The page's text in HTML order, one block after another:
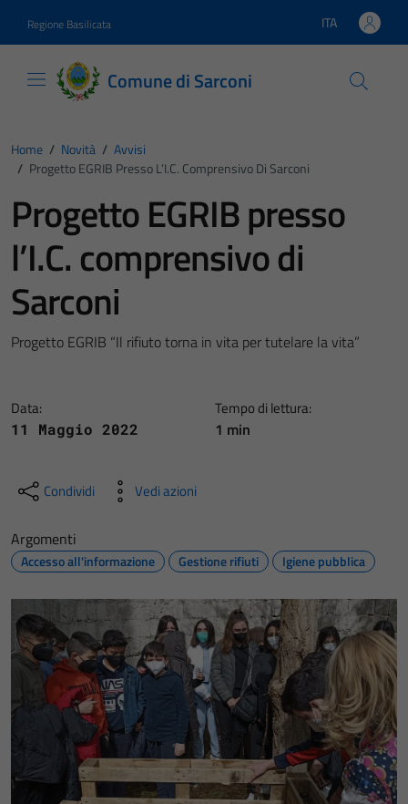
Regione Basilicata Lingua attiva:
ITA
Comune di Sarconi
Home / Novità / Avvisi
/ Progetto EGRIB Presso L’I.C. Comprensivo Di Sarconi
Progetto EGRIB presso
l’I.C. comprensivo di
Sarconi
Progetto EGRIB “Il rifiuto torna in vita per tutelare la vita”
Data:
11 Maggio 2022
Tempo di lettura:
1 min
Condividi Vedi azioni
Argomenti
Accesso all'informazione Gestione rifiuti Igiene pubblica